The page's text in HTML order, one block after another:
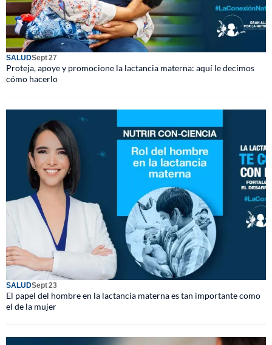
SALUDSept 27
Proteja, apoye y promocione la lactancia materna: aquí le decimos
cómo hacerlo
SALUDSept 23
El papel del hombre en la lactancia materna es tan importante como
el de la mujer